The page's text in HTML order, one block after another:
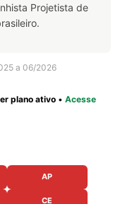
Projetista de
a 06/2026
plano ativo •Acesse
AP
CE